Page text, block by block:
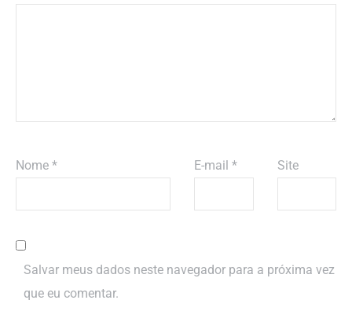
Nome * E-mail * Site
Salvar meus dados neste navegador para a próxima vez
que eu comentar.